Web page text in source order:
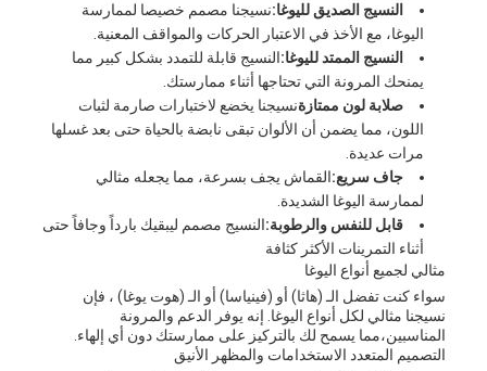
النسيج الصديق لليوغا:نسيجنا مصمم خصيصا لممارسة
اليوغا، مع الأخذ في الاعتبار الحركات والمواقف المعنية.
النسيج الممتد لليوغا:النسيج قابلة للتمدد بشكل كبير مما
يمنحك المرونة التي تحتاجها أثناء ممارستك.
صلابة لون ممتازةنسيجنا يخضع لاختبارات صارمة لثبات
اللون، مما يضمن أن الألوان تبقى نابضة بالحياة حتى بعد غسلها
مرات عديدة.
جاف سريع:القماش يجف بسرعة، مما يجعله مثالي
لممارسة اليوغا الشديدة.
قابل للنفس والرطوبة:النسيج مصمم ليبقيك بارداً وجافاً حتى
أثناء التمرينات الأكثر كثافة
مثالي لجميع أنواع اليوغا
سواء كنت تفضل الـ (هاثا) أو (فينياسا) أو الـ (هوت يوغا) ، فإن
نسيجنا مثالي لكل أنواع اليوغا. إنه يوفر الدعم والمرونة
المناسبين،مما يسمح لك بالتركيز على ممارستك دون أي إلهاء.
التصميم المتعدد الاستخدامات والمظهر الأنيق